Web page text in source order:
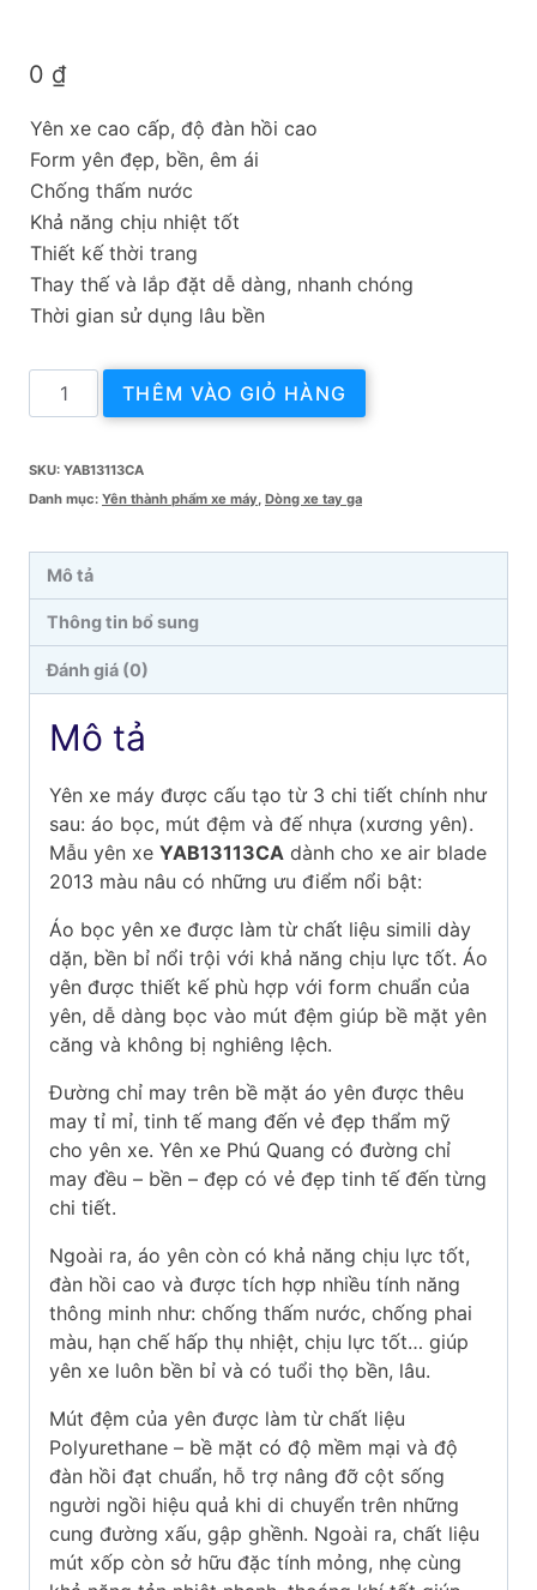
0 ₫
Yên xe cao cấp, độ đàn hồi cao
Form yên đẹp, bền, êm ái
Chống thấm nước
Khả năng chịu nhiệt tốt
Thiết kế thời trang
Thay thế và lắp đặt dễ dàng, nhanh chóng
Thời gian sử dụng lâu bền
YÊN
BLADE
2013
số
lượng
THÊM VÀO GIỎ HÀNG
SKU: YAB13113CA
Danh mục: Yên thành phẩm xe máy Dòng xe tay ga
Mô tả
Thông tin bổ sung
Đánh giá (0)
Mô tả
Yên xe máy được cấu tạo từ 3 chi tiết chính như
sau: áo bọc, mút đệm và đế nhựa (xương yên).
Mẫu yên xe YAB13113CA dành cho xe air blade
2013 màu nâu có những ưu điểm nổi bật:
Áo bọc yên xe được làm từ chất liệu simili dày
dặn, bền bỉ nổi trội với khả năng chịu lực tốt. Áo
yên được thiết kế phù hợp với form chuẩn của
yên, dễ dàng bọc vào mút đệm giúp bề mặt yên
căng và không bị nghiêng lệch.
Đường chỉ may trên bề mặt áo yên được thêu
may tỉ mỉ, tinh tế mang đến vẻ đẹp thẩm mỹ
cho yên xe. Yên xe Phú Quang có đường chỉ
may đều – bền – đẹp có vẻ đẹp tinh tế đến từng
chi tiết.
Ngoài ra, áo yên còn có khả năng chịu lực tốt,
đàn hồi cao và được tích hợp nhiều tính năng
thông minh như: chống thấm nước, chống phai
màu, hạn chế hấp thụ nhiệt, chịu lực tốt… giúp
yên xe luôn bền bỉ và có tuổi thọ bền, lâu.
Mút đệm của yên được làm từ chất liệu
Polyurethane – bề mặt có độ mềm mại và độ
đàn hồi đạt chuẩn, hỗ trợ nâng đỡ cột sống
người ngồi hiệu quả khi di chuyển trên những
cung đường xấu, gập ghềnh. Ngoài ra, chất liệu
mút xốp còn sở hữu đặc tính mỏng, nhẹ cùng